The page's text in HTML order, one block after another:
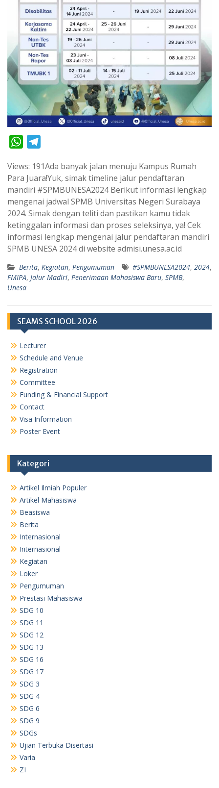
W
a
t
A
p
p
e
g
r
a
m
Views: 191Ada banyak jalan menuju Kampus Rumah
Para Juara!Yuk, simak timeline jalur pendaftaran
mandiri #SPMBUNESA2024 Berikut informasi lengkap
mengenai jadwal SPMB Universitas Negeri Surabaya
2024. Simak dengan teliti dan pastikan kamu tidak
ketinggalan informasi dan proses seleksinya, ya! Cek
informasi lengkap mengenai jalur pendaftaran mandiri
SPMB UNESA 2024 di website admisi.unesa.ac.id
Berita, Kegiatan, Pengumuman #SPMBUNESA2024, 2024,
FMIPA, Jalur Madiri, Penerimaan Mahasiswa Baru, SPMB,
Unesa
SEAMS SCHOOL 2026
Lecturer
Schedule and Venue
Registration
Committee
Funding & Financial Support
Contact
Visa Information
Poster Event
Kategori
Artikel Ilmiah Populer
Artikel Mahasiswa
Beasiswa
Berita
Internasional
Internasional
Kegiatan
Loker
Pengumuman
Prestasi Mahasiswa
SDG 10
SDG 11
SDG 12
SDG 13
SDG 16
SDG 17
SDG 3
SDG 4
SDG 6
SDG 9
SDGs
Ujian Terbuka Disertasi
Varia
ZI